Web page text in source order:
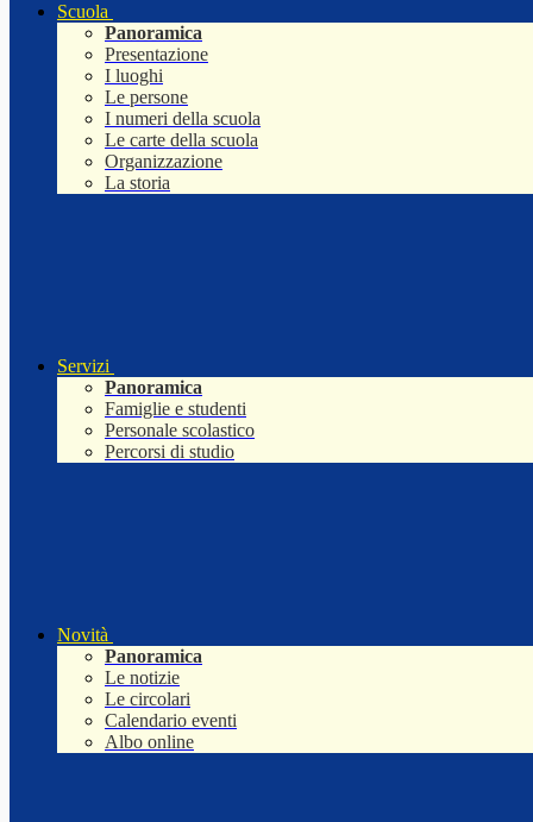
Scuola
Panoramica
Presentazione
I luoghi
Le persone
I numeri della scuola
Le carte della scuola
Organizzazione
La storia
Servizi
Panoramica
Famiglie e studenti
Personale scolastico
Percorsi di studio
Novità
Panoramica
Le notizie
Le circolari
Calendario eventi
Albo online